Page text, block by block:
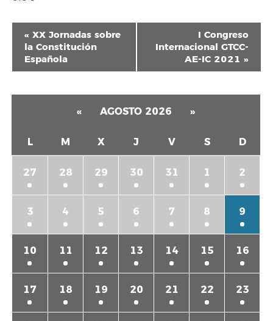
Navegación
del
Evento
« XX Jornadas sobre
la Constitución
Española
I Congreso
Internacional GTCC-
AE-IC 2021 »
« AGOSTO 2026 »
L M X J V S D
27 28 29 30 31 1 2
3 4 5 6 7 8 9
10 11 12 13 14 15 16
17 18 19 20 21 22 23